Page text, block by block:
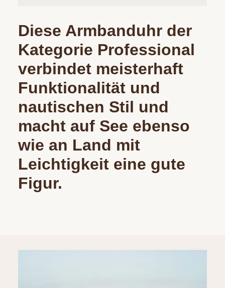
Diese Armbanduhr der
Kategorie Professional
verbindet meisterhaft
Funktionalität und
nautischen Stil und
macht auf See ebenso
wie an Land mit
Leichtigkeit eine gute
Figur.